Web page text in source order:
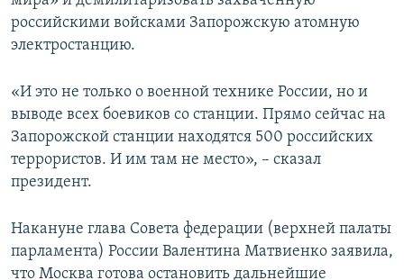
российскими войсками Запорожскую атомную
электростанцию.
«И это не только о военной технике России, но и
выводе всех боевиков со станции. Прямо сейчас на
Запорожской станции находятся 500 российских
террористов. И им там не место», – сказал
президент.
Накануне глава Совета федерации (верхней палаты
парламента) России Валентина Матвиенко заявила,
что Москва готова остановить дальнейшие